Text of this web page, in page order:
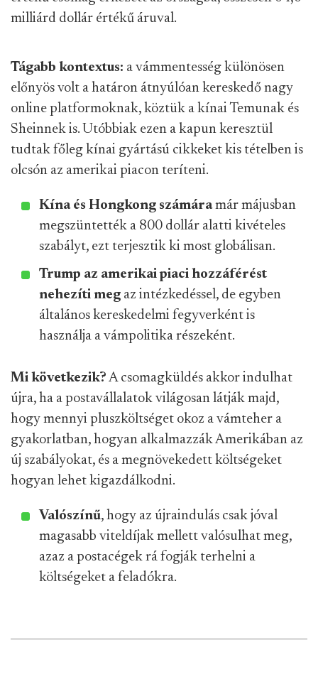
milliárd dollár értékű áruval.
Tágabb kontextus: a vámmentesség különösen
előnyös volt a határon átnyúlóan kereskedő nagy
online platformoknak, köztük a kínai Temunak és
Sheinnek is. Utóbbiak ezen a kapun keresztül
tudtak főleg kínai gyártású cikkeket kis tételben is
olcsón az amerikai piacon teríteni.
Kína és Hongkong számáramár májusban
megszüntették a 800 dollár alatti kivételes
szabályt, ezt terjesztik ki most globálisan.
Trump az amerikai piaci hozzáférést
nehezíti meg az intézkedéssel, de egyben
általános kereskedelmi fegyverként is
használja a vámpolitika részeként.
Mi következik? A csomagküldés akkor indulhat
újra, ha a postavállalatok világosan látják majd,
hogy mennyi pluszköltséget okoz a vámteher a
gyakorlatban, hogyan alkalmazzák Amerikában az
új szabályokat, és a megnövekedett költségeket
hogyan lehet kigazdálkodni.
Valószínű, hogy az újraindulás csak jóval
magasabb viteldíjak mellett valósulhat meg,
azaz a postacégek rá fogják terhelni a
költségeket a feladókra.